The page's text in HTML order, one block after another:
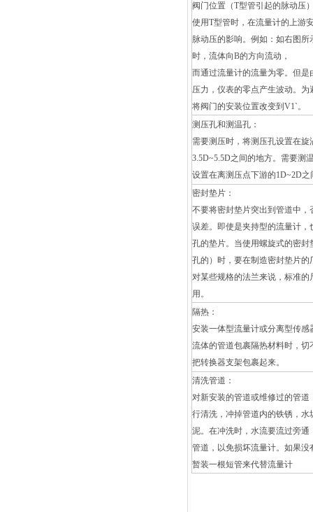
阀门位置（T型管引起的脉动压
使用T型管时，在流量计的上游
脉动压的影响。例如：如右图所
时，流体向B的方向流动，
而通过流量计的流量为零。但是
压力，仪表的零点产生波动。为
将阀门的安装位置改变到V1`。
测压孔和测温孔：
需要测压时，将测压孔设置在旋
3.5D~5.5D之间的地方。需要测
设置在离测压点下游的1D~2D之
密封垫片：
不要将密封垫片突出到管道中，
误差。即使是夹持型的流量计，
孔的垫片。当使用螺旋式的密封
孔的）时，要在制造密封垫片的
对某些规格的法兰来说，标准的
用。
隔热：
安装一体型流量计或分离型传感
流体的管道包裹隔热材料时，切
把转换器支架包裹起来。
清洗管道：
对新安装的管道或维修过的管道
行清洗，冲掉管道内的铁锈，水
泥。在冲洗时，水流要流过旁通
管道，以免损坏流量计。如果没
暂装一根短管来代替流量计